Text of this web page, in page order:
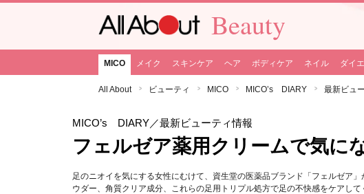
Beauty
MICO メイク スキンケア ヘア ボディケア ネイル ダイ
All About ビューティ MICO MICO’s DIARY 最新ビュ
MICO’s DIARY／最新ビューティ情報
フェルゼア薬用クリームで気に
足のニオイを気にする女性にむけて、資生堂の医薬品ブランド「フェルゼア
ウダー、角質クリア成分、これらの足用トリプル処方で足の不快感をケアして